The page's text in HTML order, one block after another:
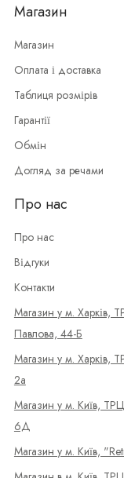
Магазин
Магазин
Оплата і доставка
Таблиця розмірів
Гарантії
Обмін
Догляд за речами
Про нас
Про нас
Відгуки
Контакти
Магазин у м. Харків,
Павлова, 44-Б
Магазин у м. Харків,
2а
Магазин у м. Київ,
6Д
Магазин у м. Київ,